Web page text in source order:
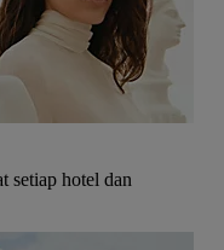
setiap hotel dan